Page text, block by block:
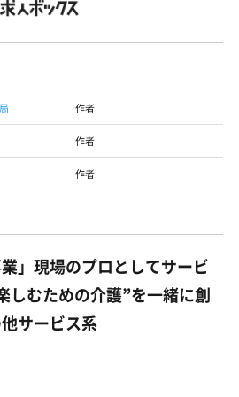
作者
作者
作者
」現場のプロとしてサービ
しむための介護”を一緒に創
サービス系